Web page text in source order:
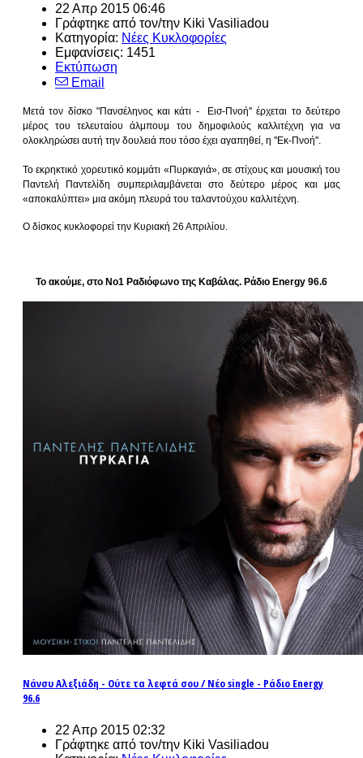
22 Απρ 2015 06:46
Γράφτηκε από τον/την Kiki Vasiliadou
Κατηγορία: Νέες Κυκλοφορίες
Εμφανίσεις: 1451
Εκτύπωση
Email
Μετά τον δίσκο "Πανσέληνος και κάτι - Εισ-Πνοή'' έρχεται το δεύτερο
μέρος του τελευταίου άλμπουμ του δημοφιλούς καλλιτέχνη για να
ολοκληρώσει αυτή την δουλειά που τόσο έχει αγαπηθεί, η ''Εκ-Πνοή''.
Το εκρηκτικό χορευτικό κομμάτι «Πυρκαγιά», σε στίχους και μουσική του
Παντελή Παντελίδη συμπεριλαμβάνεται στο δεύτερο μέρος και μας
«αποκαλύπτει» μια ακόμη πλευρά του ταλαντούχου καλλιτέχνη.
Ο δίσκος κυκλοφορεί την Κυριακή 26 Απριλίου.
Το ακούμε, στο Νο1 Ραδιόφωνο της Καβάλας. Ράδιο Energy 96.6
Νάνσυ Αλεξιάδη - Ούτε τα λεφτά σου / Νέο single - Ράδιο Energy
96.6
22 Απρ 2015 02:32
Γράφτηκε από τον/την Kiki Vasiliadou